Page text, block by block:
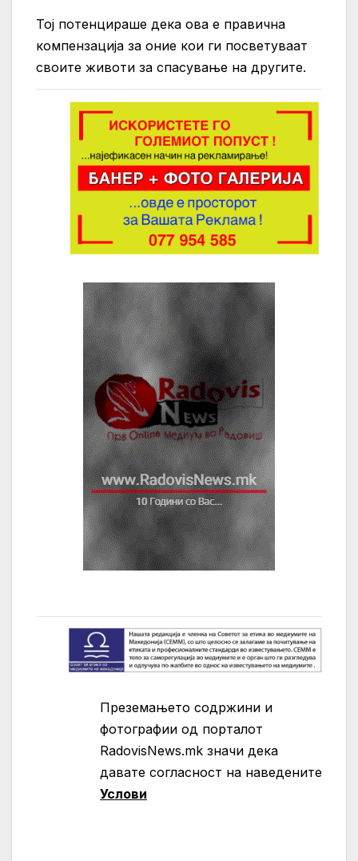
Тој потенцираше дека ова е правична
компензација за оние кои ги посветуваат
своите животи за спасување на другите.
Преземањето содржини и
фотографии од порталот
RadovisNews.mk значи дека
давате согласност на нaведените
Услови